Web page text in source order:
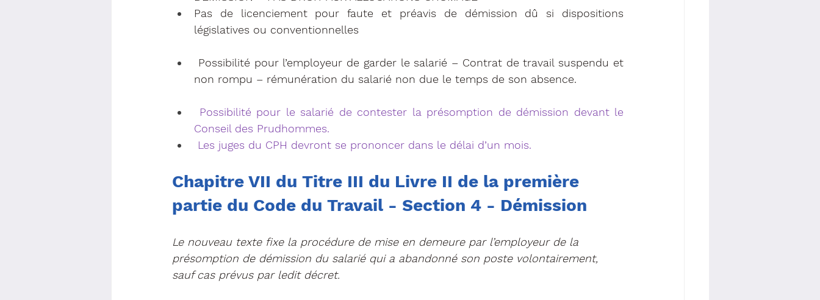
Pas de licenciement pour faute et préavis de démission dû si dispositions
législatives ou conventionnelles
non rompu – rémunération du salarié non due le temps de son absence.
Conseil des Prudhommes.
Les juges du CPH devront se prononcer dans le délai d’un mois.
Chapitre VII du Titre III du Livre II de la première
partie du Code du Travail - Section 4 - Démission
Le nouveau texte fixe la procédure de mise en demeure par l’employeur de la
présomption de démission du salarié qui a abandonné son poste volontairement,
sauf cas prévus par ledit décret.